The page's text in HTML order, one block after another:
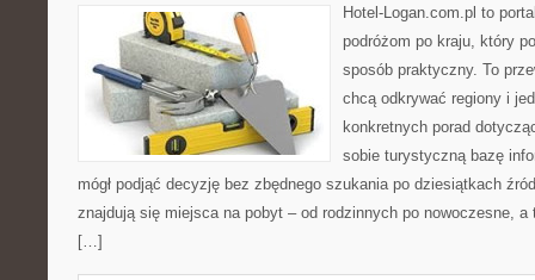
Hotel-Logan.com.pl to
podróżom po kraju, który
sposób praktyczny. To
chcą odkrywać regiony i
konkretnych porad
sobie turystyczną bazę
mógł podjąć decyzję bez zbędnego szukania po dziesiątkach
znajdują się miejsca na pobyt – od rodzinnych po nowoczesne,
[…]